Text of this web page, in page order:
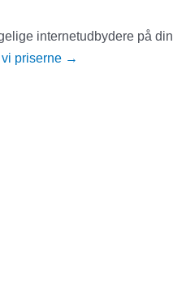
internetudbydere på
priserne →